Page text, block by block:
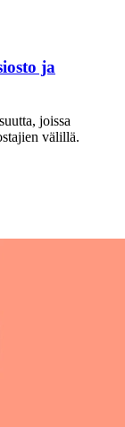
ja
joissa
välillä.